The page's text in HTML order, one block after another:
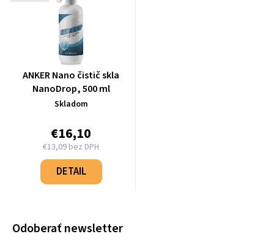
ANKER Nano čistič skla
NanoDrop, 500 ml
Skladom
€16,10
€13,09 bez DPH
Jednotková
cena:
DETAIL
Odoberať newsletter